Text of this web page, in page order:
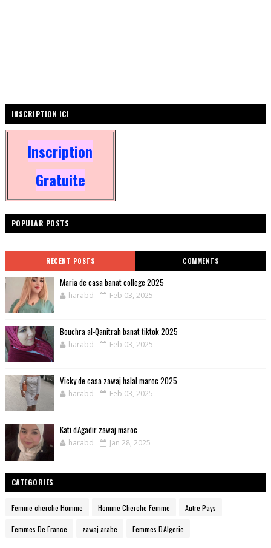
INSCRIPTION ICI
Inscription
Gratuite
POPULAR POSTS
RECENT POSTS COMMENTS
Maria de casa banat college 2025
harabd Feb 03, 2025
Bouchra al-Qanitrah banat tiktok 2025
harabd Feb 03, 2025
Vicky de casa zawaj halal maroc 2025
harabd Feb 03, 2025
Kati d'Agadir zawaj maroc
harabd Jan 28, 2025
CATEGORIES
Femme cherche Homme Homme Cherche Femme Autre Pays
Femmes De France zawaj arabe Femmes D'Algerie